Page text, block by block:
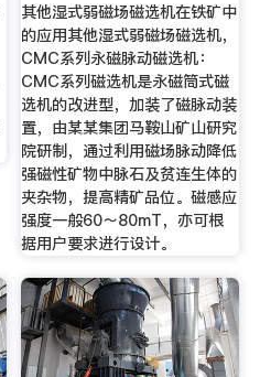
其他湿式弱磁场磁选机在铁矿中
的应用其他湿式弱磁场磁选机，
CMC系列永磁脉动磁选机：
CMC系列磁选机是永磁筒式磁
选机的改进型，加装了磁脉动装
置，由某某集团马鞍山矿山研究
院研制，通过利用磁场脉动降低
强磁性矿物中脉石及贫连生体的
夹杂物，提高精矿品位。磁感应
强度一般60～80mT，亦可根
据用户要求进行设计。